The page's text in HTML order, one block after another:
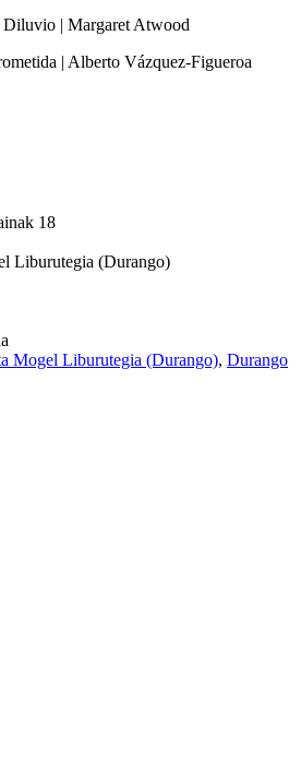
Diluvio | Margaret Atwood
| Alberto Vázquez-Figueroa
18
Liburutegia (Durango)
Mogel Liburutegia (Durango), Durango